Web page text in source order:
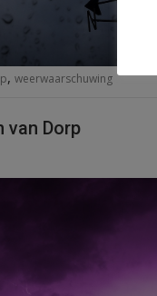
, weerwaarschuwing
van Dorp